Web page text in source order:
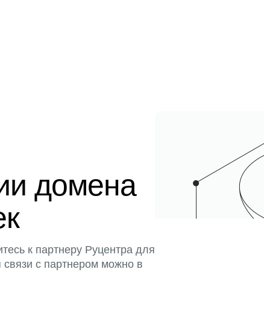
домена
к партнеру Руцентра для
с партнером можно в